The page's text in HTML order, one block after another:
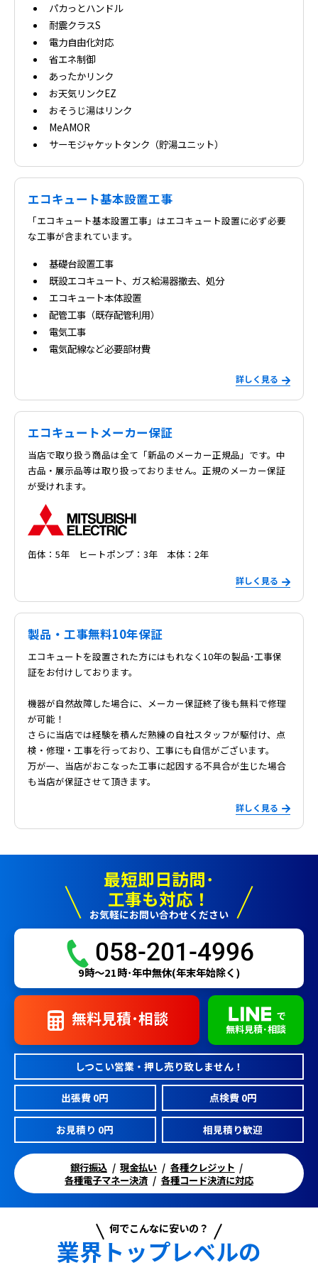
パカっとハンドル
耐震クラスS
電力自由化対応
省エネ制御
あったかリンク
お天気リンクEZ
おそうじ湯はリンク
MeAMOR
サーモジャケットタンク（貯湯ユニット）
エコキュート基本設置工事
「エコキュート基本設置工事」はエコキュート設置に必ず必要
な工事が含まれています。
基礎台設置工事
既設エコキュート、ガス給湯器撤去、処分
エコキュート本体設置
配管工事（既存配管利用）
電気工事
電気配線など必要部材費
詳しく見る
エコキュートメーカー保証
当店で取り扱う商品は全て「新品のメーカー正規品」です。中
古品・展示品等は取り扱っておりません。正規のメーカー保証
が受けれます。
缶体：5年 ヒートポンプ：3年 本体：2年
詳しく見る
製品・工事無料10年保証
エコキュートを設置された方にはもれなく10年の製品･工事保
証をお付けしております。
機器が自然故障した場合に、メーカー保証終了後も無料で修理
が可能！
さらに当店では経験を積んだ熟練の自社スタッフが駆付け、点
検・修理・工事を行っており、工事にも自信がございます。
万が一、当店がおこなった工事に起因する不具合が生じた場合
も当店が保証させて頂きます。
詳しく見る
最短即日訪問･
工事も対応！
お気軽にお問い合わせください
058-201-4996
9時〜21時･年中無休(年末年始除く)
無料見積･相談
で
無料見積･相談
しつこい営業・押し売り致しません！
出張費 0円 点検費 0円
お見積り 0円 相見積り歓迎
銀行振込 現金払い
各種クレジット
各種電子マネー決済
各種コード決済に対応
何でこんなに安いの？
業界トップレベルの